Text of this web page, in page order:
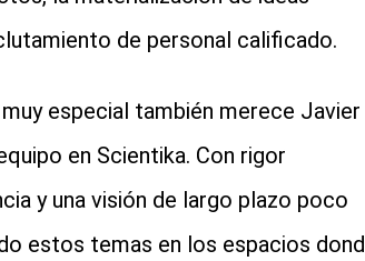
de personal calificado.
especial también merece Javier
en Scientika. Con rigor
y una visión de largo plazo poco
estos temas en los espacios